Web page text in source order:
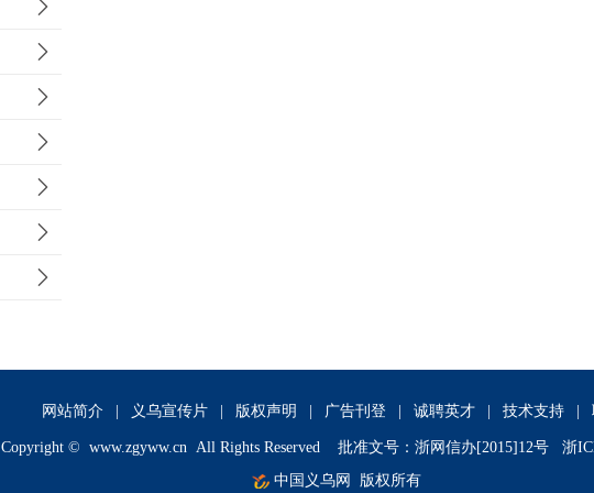
网站简介 义乌宣传片 版权声明 广告刊登 诚聘英才 技术支持
Copyright © www.zgyww.cn All Rights Reserved 批准文号：浙网信办[2015]12号 浙
中国义乌网
版权所有